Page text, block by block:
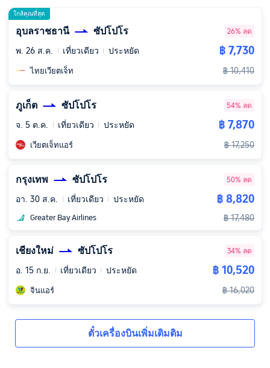
ใกล้คุณที่สุด
อุบลราชธานี ซัปโปโร 26% ลด
พ. 26 ส.ค. เที่ยวเดียว ประหยัด ฿ 7,730
ไทยเวียตเจ็ท ฿ 10,410
ภูเก็ต ซัปโปโร 54% ลด
จ. 5 ต.ค. เที่ยวเดียว ประหยัด ฿ 7,870
เวียตเจ็ทแอร์ ฿ 17,250
กรุงเทพ ซัปโปโร 50% ลด
อา. 30 ส.ค. เที่ยวเดียว ประหยัด ฿ 8,820
Greater Bay Airlines ฿ 17,480
เชียงใหม่ ซัปโปโร 34% ลด
อ. 15 ก.ย. เที่ยวเดียว ประหยัด ฿ 10,520
จินแอร์ ฿ 16,020
ตั๋วเครื่องบินเพิ่มเติมติม